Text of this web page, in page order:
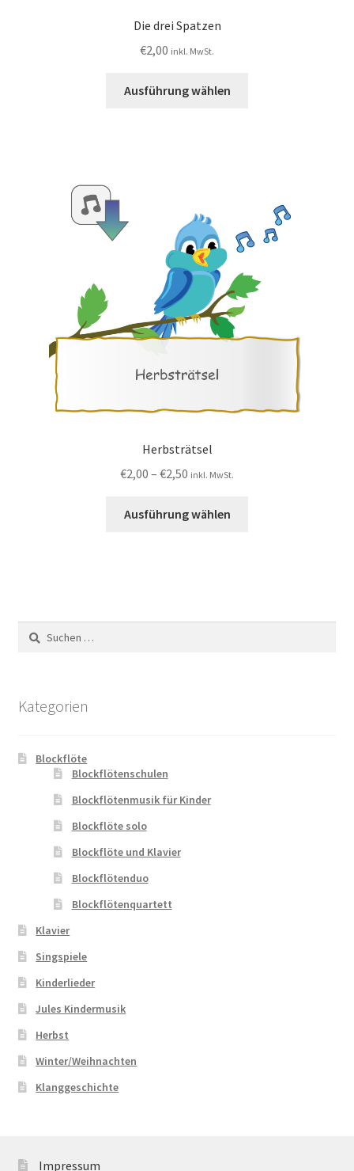
Die drei Spatzen
€2,00 inkl. MwSt.
Ausführung wählen
Herbsträtsel
€2,00 – €2,50 inkl. MwSt.
Ausführung wählen
Suchen
nach:
Kategorien
Blockflöte
Blockflötenschulen
Blockflötenmusik für Kinder
Blockflöte solo
Blockflöte und Klavier
Blockflötenduo
Blockflötenquartett
Klavier
Singspiele
Kinderlieder
Jules Kindermusik
Herbst
Winter/Weihnachten
Klanggeschichte
Impressum